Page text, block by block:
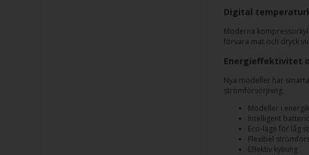
Digital
Moderna
förvara mat och dryck
Energieffektivitet
Nya modeller har
strömförsörjning.
Modeller i
Intelligent
Eco-läge för låg
Flexibel
Effektiv kylning